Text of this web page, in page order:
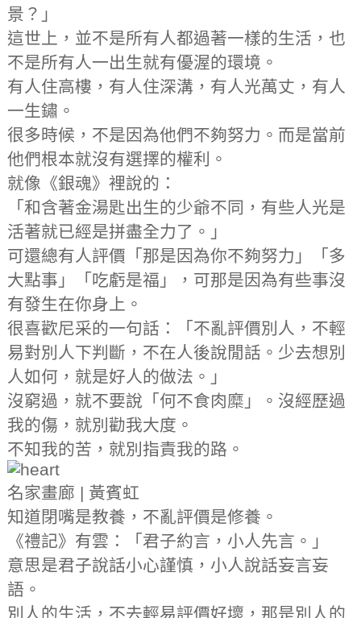
景？」
這世上，並不是所有人都過著一樣的生活，也
不是所有人一出生就有優渥的環境。
有人住高樓，有人住深溝，有人光萬丈，有人
一生鏽。
很多時候，不是因為他們不夠努力。而是當前
他們根本就沒有選擇的權利。
就像《銀魂》裡說的：
「和含著金湯匙出生的少爺不同，有些人光是
活著就已經是拼盡全力了。」
可還總有人評價「那是因為你不夠努力」「多
大點事」「吃虧是福」，可那是因為有些事沒
有發生在你身上。
很喜歡尼采的一句話：「不亂評價別人，不輕
易對別人下判斷，不在人後說閒話。少去想別
人如何，就是好人的做法。」
沒窮過，就不要說「何不食肉糜」。沒經歷過
我的傷，就別勸我大度。
不知我的苦，就別指責我的路。
名家畫廊 | 黃賓虹
知道閉嘴是教養，不亂評價是修養。
《禮記》有雲：「君子約言，小人先言。」
意思是君子說話小心謹慎，小人說話妄言妄
語。
別人的生活，不去輕易評價好壞，那是別人的